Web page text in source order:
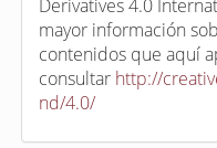
Derivatives 4.0
mayor información
contenidos que aquí
consultar http://
nd/4.0/